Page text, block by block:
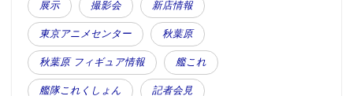
展示 撮影会 新店情報
東京アニメセンター 秋葉原
秋葉原 フィギュア情報 艦これ
艦隊これくしょん 記者会見